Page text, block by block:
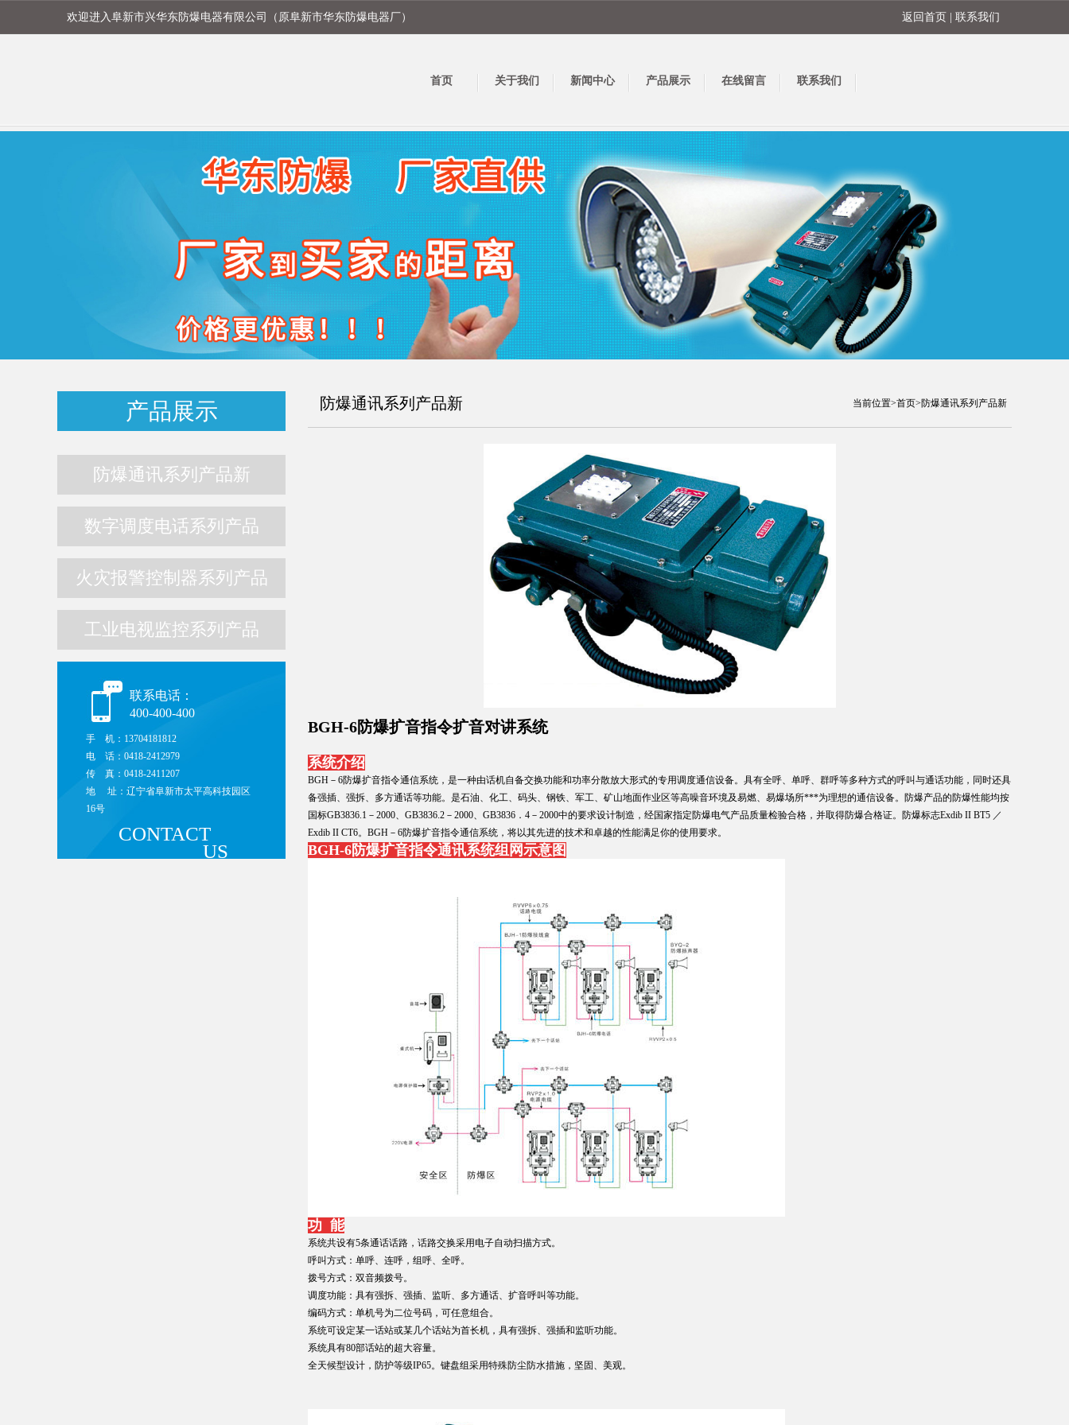
欢迎进入阜新市兴华东防爆电器有限公司（原阜新市华东防爆电器厂） 返回首页 联系我们
首页 关于我们 新闻中心 产品展示 在线留言 联系我们
产品展示
防爆通讯系列产品新
数字调度电话系列产品
火灾报警控制器系列产品
工业电视监控系列产品
联系电话：
400-400-400
手 机：13704181812
电 话：0418-2412979
传 真：0418-2411207
地 址：辽宁省阜新市太平高科技园区
16号
CONTACT
US
防爆通讯系列产品新 当前位置>首页>防爆通讯系列产品新
BGH-6防爆扩音指令扩音对讲系统
系统介绍
BGH－6防爆扩音指令通信系统，是一种由话机自备交换功能和功率分散放大形式的专用调度通信设备。具有全呼、单呼、群呼等多种方式的呼叫与通话功能，同时还具
备强插、强拆、多方通话等功能。是石油、化工、码头、钢铁、军工、矿山地面作业区等高噪音环境及易燃、易爆场所***为理想的通信设备。防爆产品的防爆性能均按
国标GB3836.1－2000、GB3836.2－2000、GB3836．4－2000中的要求设计制造，经国家指定防爆电气产品质量检验合格，并取得防爆合格证。防爆标志Exdib II BT5 ／
Exdib II CT6。BGH－6防爆扩音指令通信系统，将以其先进的技术和卓越的性能满足你的使用要求。
BGH-6防爆扩音指令通讯系统组网示意图
功 能
系统共设有5条通话话路，话路交换采用电子自动扫描方式。
呼叫方式：单呼、连呼，组呼、全呼。
拨号方式：双音频拨号。
调度功能：具有强拆、强插、监听、多方通话、扩音呼叫等功能。
编码方式：单机号为二位号码，可任意组合。
系统可设定某一话站或某几个话站为首长机，具有强拆、强插和监听功能。
系统具有80部话站的超大容量。
全天候型设计，防护等级IP65。键盘组采用特殊防尘防水措施，坚固、美观。